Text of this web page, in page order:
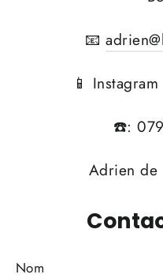
📧
📱 Instagram
☎️:
Adrien de
Nom